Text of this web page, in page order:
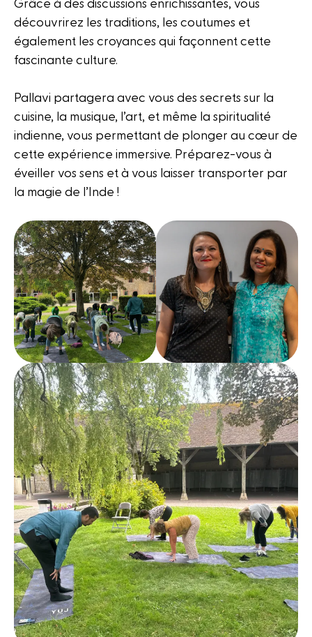
Grâce à des discussions enrichissantes, vous
découvrirez les traditions, les coutumes et
également les croyances qui façonnent cette
fascinante culture.
Pallavi partagera avec vous des secrets sur la
cuisine, la musique, l’art, et même la spiritualité
indienne, vous permettant de plonger au cœur de
cette expérience immersive. Préparez-vous à
éveiller vos sens et à vous laisser transporter par
la magie de l’Inde !